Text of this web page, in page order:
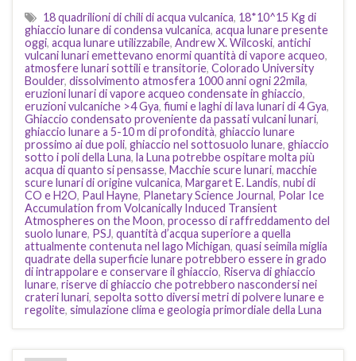
18 quadrilioni di chili di acqua vulcanica, 18*10^15 Kg di
ghiaccio lunare di condensa vulcanica, acqua lunare presente
oggi, acqua lunare utilizzabile, Andrew X. Wilcoski, antichi
vulcani lunari emettevano enormi quantità di vapore acqueo,
atmosfere lunari sottili e transitorie, Colorado University
Boulder, dissolvimento atmosfera 1000 anni ogni 22mila,
eruzioni lunari di vapore acqueo condensate in ghiaccio,
eruzioni vulcaniche >4 Gya, fiumi e laghi di lava lunari di 4 Gya,
Ghiaccio condensato proveniente da passati vulcani lunari,
ghiaccio lunare a 5-10 m di profondità, ghiaccio lunare
prossimo ai due poli, ghiaccio nel sottosuolo lunare, ghiaccio
sotto i poli della Luna, la Luna potrebbe ospitare molta più
acqua di quanto si pensasse, Macchie scure lunari, macchie
scure lunari di origine vulcanica, Margaret E. Landis, nubi di
CO e H2O, Paul Hayne, Planetary Science Journal, Polar Ice
Accumulation from Volcanically Induced Transient
Atmospheres on the Moon, processo di raffreddamento del
suolo lunare, PSJ, quantità d’acqua superiore a quella
attualmente contenuta nel lago Michigan, quasi seimila miglia
quadrate della superficie lunare potrebbero essere in grado
di intrappolare e conservare il ghiaccio, Riserva di ghiaccio
lunare, riserve di ghiaccio che potrebbero nascondersi nei
crateri lunari, sepolta sotto diversi metri di polvere lunare e
regolite, simulazione clima e geologia primordiale della Luna